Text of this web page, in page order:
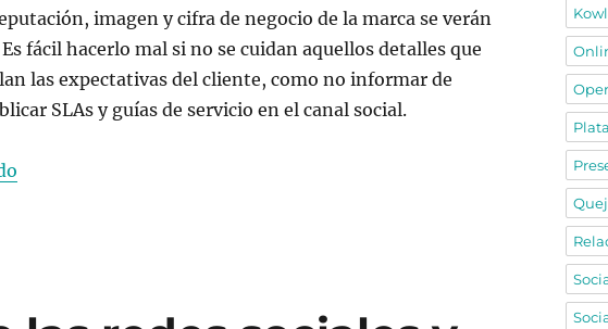
imagen y cifra de negocio de la marca se verán
fácil hacerlo mal si no se cuidan aquellos detalles que
las expectativas del cliente, como no informar de
SLAs y guías de servicio en el canal social.
«La importancia de las redes sociales y el “Social Customer